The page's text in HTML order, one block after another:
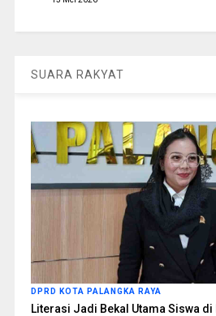
SUARA RAKYAT
DPRD KOTA PALANGKA RAYA
Literasi Jadi Bekal Utama Siswa di